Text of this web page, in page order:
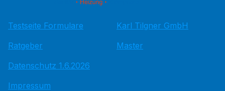
Testseite Formulare
Ratgeber
Datenschutz 1.6.2026
Impressum
Karl Tilgner GmbH
Master